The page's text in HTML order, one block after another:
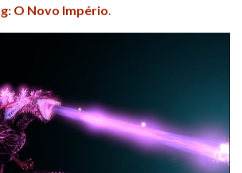
O Novo Império.